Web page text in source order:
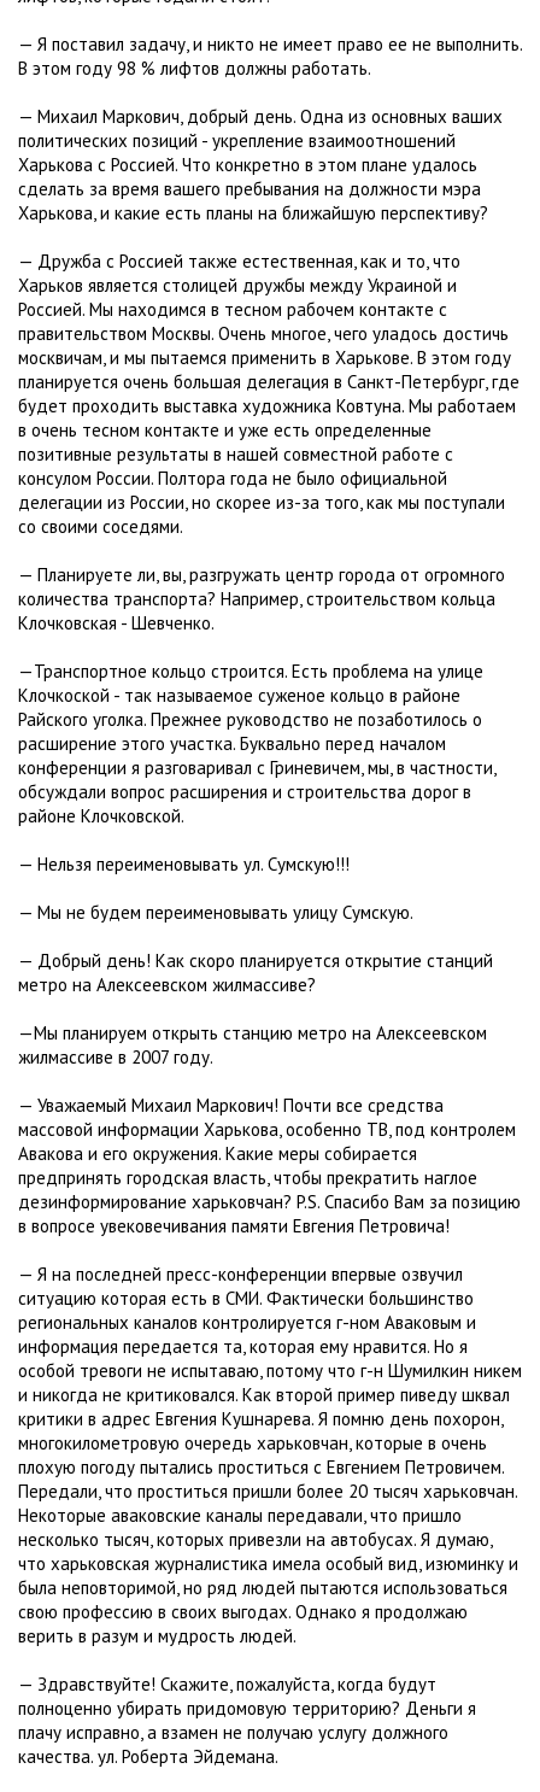
— Я поставил задачу, и никто не имеет право ее не выполнить.
В этом году 98 % лифтов должны работать.
— Михаил Маркович, добрый день. Одна из основных ваших
политических позиций - укрепление взаимоотношений
Харькова с Россией. Что конкретно в этом плане удалось
сделать за время вашего пребывания на должности мэра
Харькова, и какие есть планы на ближайшую перспективу?
— Дружба с Россией также естественная, как и то, что
Харьков является столицей дружбы между Украиной и
Россией. Мы находимся в тесном рабочем контакте с
правительством Москвы. Очень многое, чего уладось достичь
москвичам, и мы пытаемся применить в Харькове. В этом году
планируется очень большая делегация в Санкт-Петербург, где
будет проходить выставка художника Ковтуна. Мы работаем
в очень тесном контакте и уже есть определенные
позитивные результаты в нашей совместной работе с
консулом России. Полтора года не было официальной
делегации из России, но скорее из-за того, как мы поступали
со своими соседями.
— Планируете ли, вы, разгружать центр города от огромного
количества транспорта? Например, строительством кольца
Клочковская - Шевченко.
—Транспортное кольцо строится. Есть проблема на улице
Клочкоской - так называемое суженое кольцо в районе
Райского уголка. Прежнее руководство не позаботилось о
расширение этого участка. Буквально перед началом
конференции я разговаривал с Гриневичем, мы, в частности,
обсуждали вопрос расширения и строительства дорог в
районе Клочковской.
— Нельзя переименовывать ул. Сумскую!!!
— Мы не будем переименовывать улицу Сумскую.
— Добрый день! Как скоро планируется открытие станций
метро на Алексеевском жилмассиве?
—Мы планируем открыть станцию метро на Алексеевском
жилмассиве в 2007 году.
— Уважаемый Михаил Маркович! Почти все средства
массовой информации Харькова, особенно ТВ, под контролем
Авакова и его окружения. Какие меры собирается
предпринять городская власть, чтобы прекратить наглое
дезинформирование харьковчан? P.S. Спасибо Вам за позицию
в вопросе увековечивания памяти Евгения Петровича!
— Я на последней пресс-конференции впервые озвучил
ситуацию которая есть в СМИ. Фактически большинство
региональных каналов контролируется г-ном Аваковым и
информация передается та, которая ему нравится. Но я
особой тревоги не испытаваю, потому что г-н Шумилкин никем
и никогда не критиковался. Как второй пример пиведу шквал
критики в адрес Евгения Кушнарева. Я помню день похорон,
многокилометровую очередь харьковчан, которые в очень
плохую погоду пытались проститься с Евгением Петровичем.
Передали, что проститься пришли более 20 тысяч харьковчан.
Некоторые аваковские каналы передавали, что пришло
несколько тысяч, которых привезли на автобусах. Я думаю,
что харьковская журналистика имела особый вид, изюминку и
была неповторимой, но ряд людей пытаются использоваться
свою профессию в своих выгодах. Однако я продолжаю
верить в разум и мудрость людей.
— Здравствуйте! Скажите, пожалуйста, когда будут
полноценно убирать придомовую территорию? Деньги я
плачу исправно, а взамен не получаю услугу должного
качества. ул. Роберта Эйдемана.